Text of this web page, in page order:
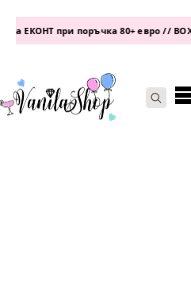
ЕКОНТ при поръчка 80+ евро // BOX